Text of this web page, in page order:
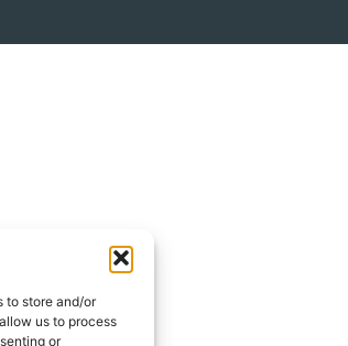
to store and/or
us to process
or